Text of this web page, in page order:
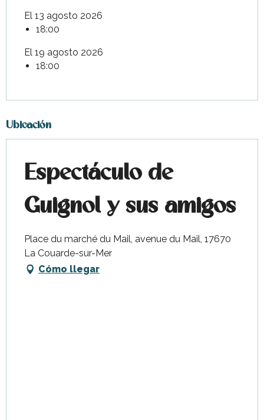
El 13 agosto 2026
18:00
El 19 agosto 2026
18:00
Ubicación
Espectáculo de
Guignol y sus amigos
Place du marché du Mail, avenue du Mail, 17670
La Couarde-sur-Mer
Cómo llegar